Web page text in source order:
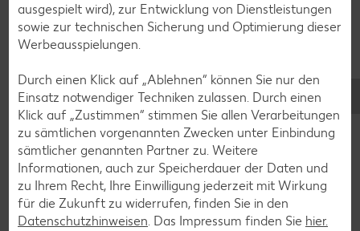
Zurück zum Lebensmittellexikon
Weitere interessante Artikel
ausgespielt wird), zur Entwicklung von Dienstleistungen
sowie zur technischen Sicherung und Optimierung dieser
Werbeausspielungen.
Durch einen Klick auf „Ablehnen“ können Sie nur den
Einsatz notwendiger Techniken zulassen. Durch einen
Klick auf „Zustimmen“ stimmen Sie allen Verarbeitungen
zu sämtlichen vorgenannten Zwecken unter Einbindung
sämtlicher genannten Partner zu. Weitere
Informationen, auch zur Speicherdauer der Daten und
zu Ihrem Recht, Ihre Einwilligung jederzeit mit Wirkung
für die Zukunft zu widerrufen, finden Sie in den
Datenschutzhinweisen . Das Impressum finden Sie hier.